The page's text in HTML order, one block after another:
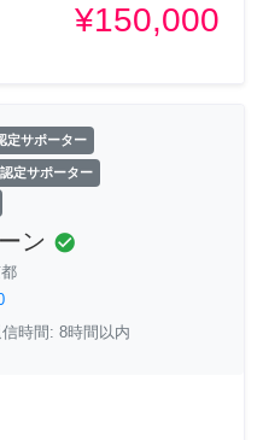
¥150,000
定サポーター
定サポーター
ン check_circle
時間: 8時間以内